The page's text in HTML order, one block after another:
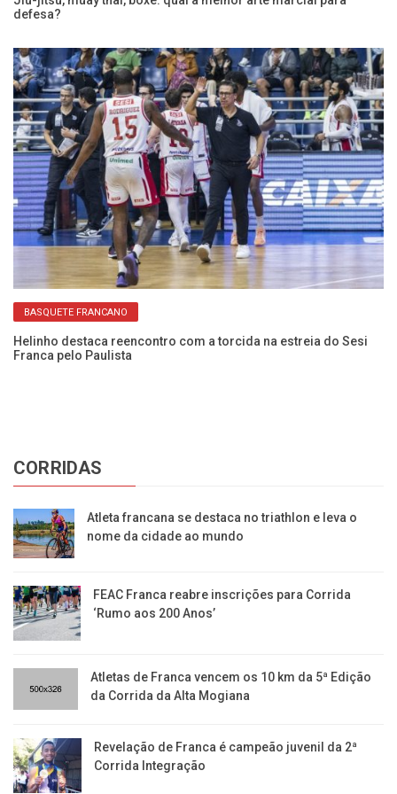
defesa?
BASQUETE FRANCANO
Helinho destaca reencontro com a torcida na estreia do Sesi
Franca pelo Paulista
CORRIDAS
Atleta francana se destaca no triathlon e leva o
nome da cidade ao mundo
FEAC Franca reabre inscrições para Corrida
‘Rumo aos 200 Anos’
Atletas de Franca vencem os 10 km da 5ª Edição
da Corrida da Alta Mogiana
Revelação de Franca é campeão juvenil da 2ª
Corrida Integração